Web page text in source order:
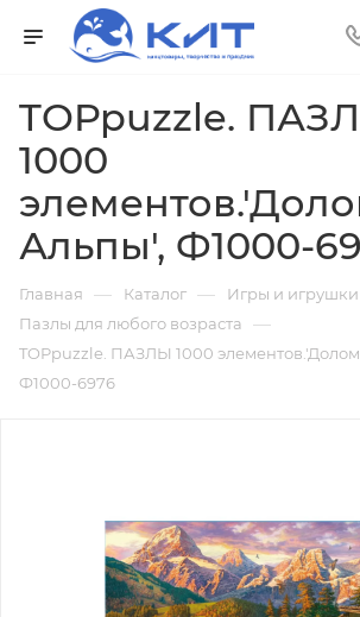
TOPpuzzle.
1000
Альпы', Ф1000-
Главная — Каталог — Игры и игрушки
Пазлы для любого возраста —
TOPpuzzle. ПАЗЛЫ 1000
Ф1000-6976